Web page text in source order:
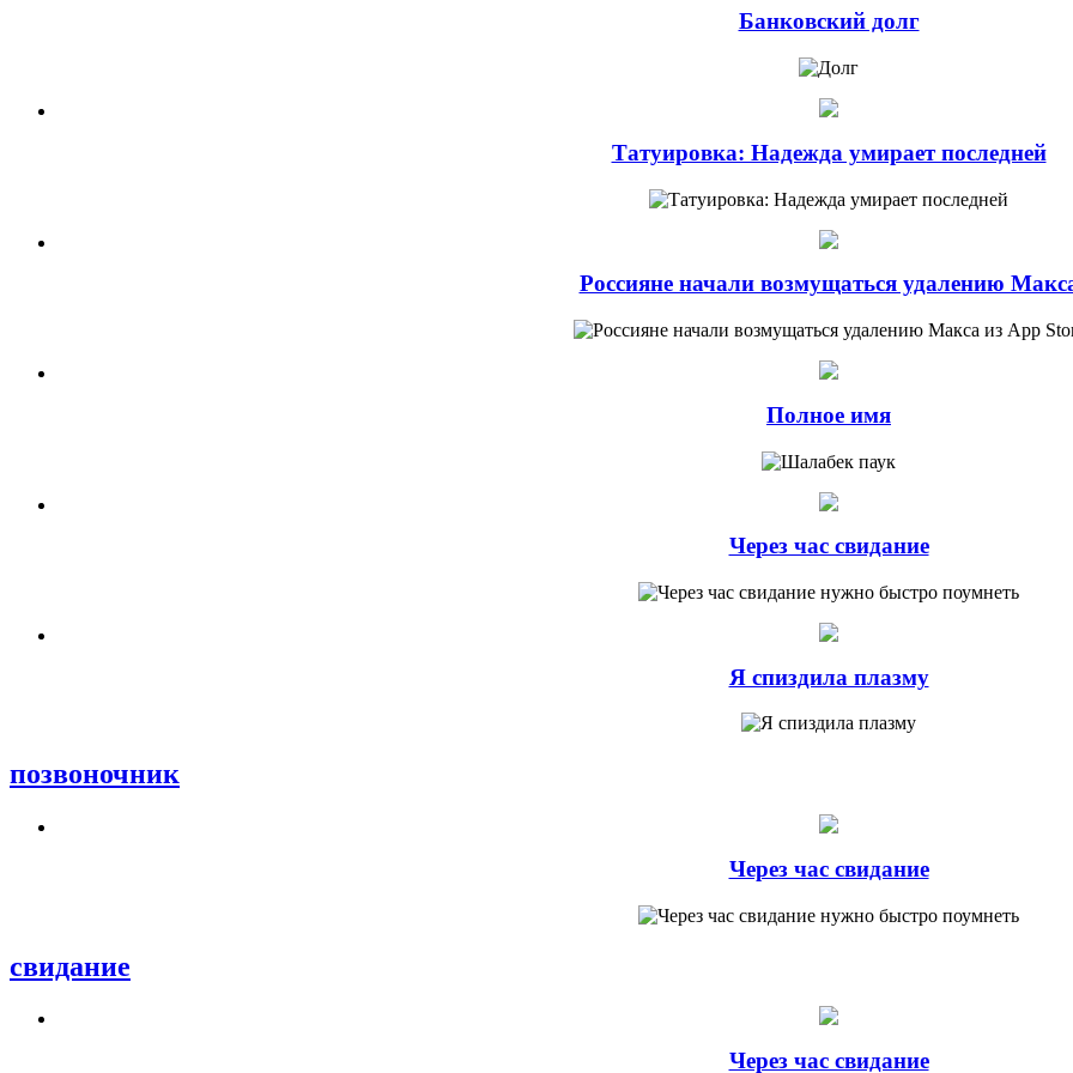
Банковский долг
Татуировка: Надежда умирает последней
Россияне начали возмущаться удалению
Полное имя
Через час свидание
Я спиздила плазму
позвоночник
Через час свидание
свидание
Через час свидание